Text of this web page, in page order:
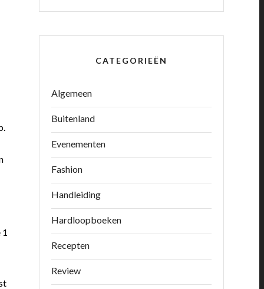
CATEGORIEËN
Algemeen
Buitenland
Evenementen
Fashion
Handleiding
Hardloopboeken
Recepten
Review